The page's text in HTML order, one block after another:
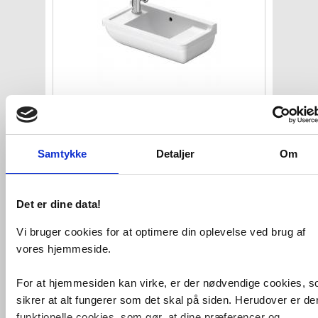
Samtykke Detaljer Om
Det er dine data!
Vi bruger cookies for at optimere din oplevelse ved brug af
vores hjemmeside.
For at hjemmesiden kan virke, er der nødvendige cookies,
sikrer at alt fungerer som det skal på siden. Herudover er
Levering 5-10 dage